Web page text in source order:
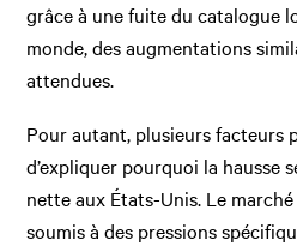
grâce à une fuite du catalogue
monde, des augmentations
attendues.
Pour autant, plusieurs facteurs
d’expliquer pourquoi la hausse
nette aux États-Unis. Le
soumis à des pressions